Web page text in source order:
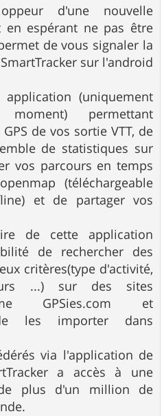
d'une nouvelle
espérant ne pas être
de vous signaler la
sur l'android
(uniquement
permettant
de vos sortie VTT, de
de statistiques sur
vos parcours en temps
(téléchargeable
et de partager vos
de cette application
de rechercher des
critères(type d'activité,
...) sur des sites
GPSies.com et
les importer dans
via l'application de
a accès à une
plus d'un million de